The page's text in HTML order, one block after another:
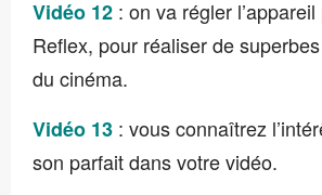
Vidéo 12 : on va régler
Reflex, pour réaliser de
du cinéma.
Vidéo 13 : vous connaîtrez
son parfait dans votre vidéo.